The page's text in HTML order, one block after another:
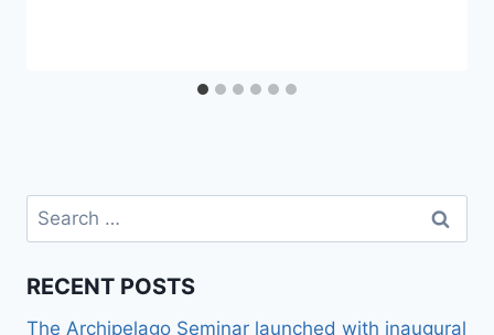
Search
for:
RECENT POSTS
The Archipelago Seminar launched with inaugural